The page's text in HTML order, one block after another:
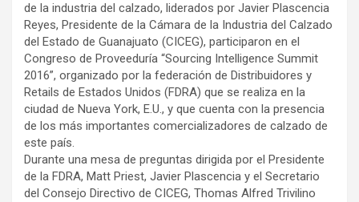
de la industria del calzado, liderados por Javier Plascencia
Reyes, Presidente de la Cámara de la Industria del Calzado
del Estado de Guanajuato (CICEG), participaron en el
Congreso de Proveeduría “Sourcing Intelligence Summit
2016”, organizado por la federación de Distribuidores y
Retails de Estados Unidos (FDRA) que se realiza en la
ciudad de Nueva York, E.U., y que cuenta con la presencia
de los más importantes comercializadores de calzado de
este país.
Durante una mesa de preguntas dirigida por el Presidente
de la FDRA, Matt Priest, Javier Plascencia y el Secretario
del Consejo Directivo de CICEG, Thomas Alfred Trivilino